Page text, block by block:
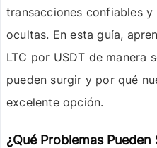
transacciones confiables
ocultas. En esta guía,
LTC por USDT de manera
pueden surgir y por qué
excelente opción.
¿Qué Problemas